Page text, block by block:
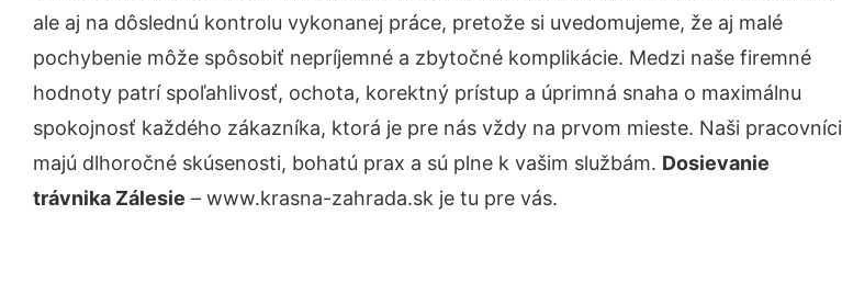
ale aj na dôslednú kontrolu vykonanej práce, pretože si uvedomujeme, že aj malé
pochybenie môže spôsobiť nepríjemné a zbytočné komplikácie. Medzi naše firemné
hodnoty patrí spoľahlivosť, ochota, korektný prístup a úprimná snaha o maximálnu
spokojnosť každého zákazníka, ktorá je pre nás vždy na prvom mieste. Naši pracovníci
majú dlhoročné skúsenosti, bohatú prax a sú plne k vašim službám. Dosievanie
trávnika Zálesie – www.krasna-zahrada.sk je tu pre vás.